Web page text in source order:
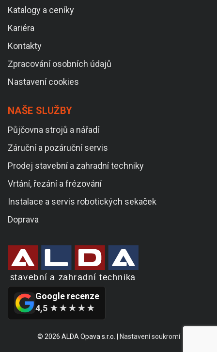
Katalogy a ceníky
Kariéra
Kontakty
Zpracování osobních údajů
Nastavení cookies
NAŠE SLUŽBY
Půjčovna strojů a nářadí
Záruční a pozáruční servis
Prodej stavební a zahradní techniky
Vrtání, řezání a frézování
Instalace a servis robotických sekaček
Doprava
Google recenze
4,5 ★★★★★
© 2026 ALDA Opava s.r.o. | Nastavení soukromí